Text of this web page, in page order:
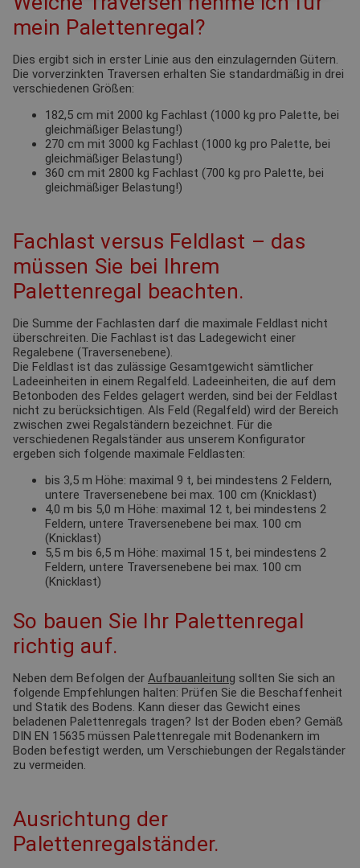
mein Palettenregal?
Dies ergibt sich in erster Linie aus den einzulagernden Gütern.
Die vorverzinkten Traversen erhalten Sie standardmäßig in drei
verschiedenen Größen:
182,5 cm mit 2000 kg Fachlast (1000 kg pro Palette, bei
gleichmäßiger Belastung!)
270 cm mit 3000 kg Fachlast (1000 kg pro Palette, bei
gleichmäßiger Belastung!)
360 cm mit 2800 kg Fachlast (700 kg pro Palette, bei
gleichmäßiger Belastung!)
Fachlast versus Feldlast – das
müssen Sie bei Ihrem
Palettenregal beachten.
Die Summe der Fachlasten darf die maximale Feldlast nicht
überschreiten. Die Fachlast ist das Ladegewicht einer
Regalebene (Traversenebene).
Die Feldlast ist das zulässige Gesamtgewicht sämtlicher
Ladeeinheiten in einem Regalfeld. Ladeeinheiten, die auf dem
Betonboden des Feldes gelagert werden, sind bei der Feldlast
nicht zu berücksichtigen. Als Feld (Regalfeld) wird der Bereich
zwischen zwei Regalständern bezeichnet. Für die
verschiedenen Regalständer aus unserem Konfigurator
ergeben sich folgende maximale Feldlasten:
bis 3,5 m Höhe: maximal 9 t, bei mindestens 2 Feldern,
untere Traversenebene bei max. 100 cm (Knicklast)
4,0 m bis 5,0 m Höhe: maximal 12 t, bei mindestens 2
Feldern, untere Traversenebene bei max. 100 cm
(Knicklast)
5,5 m bis 6,5 m Höhe: maximal 15 t, bei mindestens 2
Feldern, untere Traversenebene bei max. 100 cm
(Knicklast)
So bauen Sie Ihr Palettenregal
richtig auf.
Neben dem Befolgen der Aufbauanleitung sollten Sie sich an
folgende Empfehlungen halten: Prüfen Sie die Beschaffenheit
und Statik des Bodens. Kann dieser das Gewicht eines
beladenen Palettenregals tragen? Ist der Boden eben? Gemäß
DIN EN 15635 müssen Palettenregale mit Bodenankern im
Boden befestigt werden, um Verschiebungen der Regalständer
zu vermeiden.
Ausrichtung der
Palettenregalständer.